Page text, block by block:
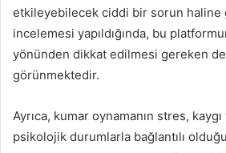
etkileyebilecek ciddi bir sorun haline
incelemesi yapıldığında, bu
yönünden dikkat edilmesi gereken
görünmektedir.
Ayrıca, kumar oynamanın stres,
psikolojik durumlarla bağlantılı